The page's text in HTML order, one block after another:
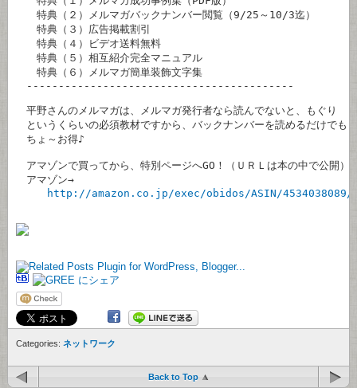
特典（２）メルマガバックナンバー閲覧（9/25～10/3迄）
特典（３）広告掲載割引
特典（４）ビデオ送料無料
特典（５）相互紹介完全マニュアル
特典（６）メルマガ簡単装飾文字集
------------------------------------------
平野さんのメルマガは、メルマガ発行者なら読んでないと、もぐり
というくらいの必須教材ですから、バックナンバーを読めるだけでも
ちょ～お得♪
アマゾンで買ってから、特別ページへGO！（ＵＲＬは本の中で公開）
アマゾン→
http://amazon.co.jp/exec/obidos/ASIN/4534038089/
Categories: ネットワーク
Back to Top